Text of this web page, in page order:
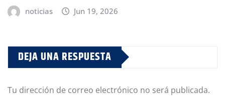
noticias Jun 19, 2026
DEJA UNA RESPUESTA
Tu dirección de correo electrónico no será publicada.